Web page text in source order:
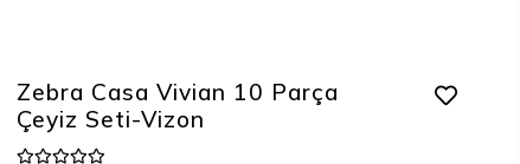
Zebra Casa Vivian 10 Parça
Çeyiz Seti-Vizon